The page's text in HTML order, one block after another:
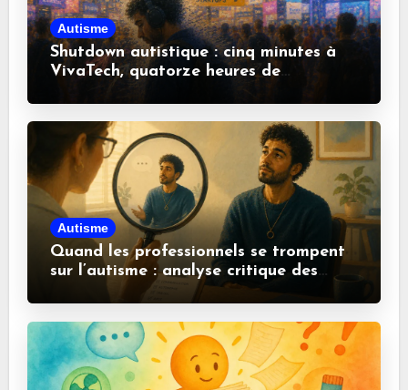
Autisme
Shutdown autistique : cinq minutes à
VivaTech, quatorze heures de
récupération
Autisme
Quand les professionnels se trompent
sur l’autisme : analyse critique des
idées reçues